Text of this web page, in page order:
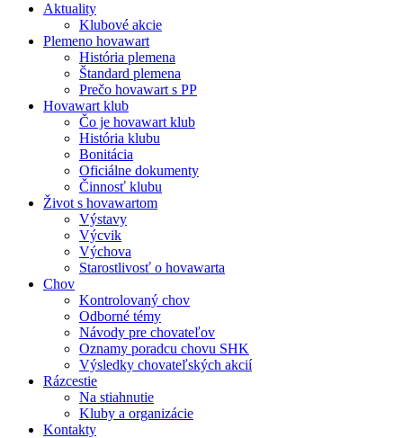
Aktuality
Klubové akcie
Plemeno hovawart
História plemena
Štandard plemena
Prečo hovawart s PP
Hovawart klub
Čo je hovawart klub
História klubu
Bonitácia
Oficiálne dokumenty
Činnosť klubu
Život s hovawartom
Výstavy
Výcvik
Výchova
Starostlivosť o hovawarta
Chov
Kontrolovaný chov
Odborné témy
Návody pre chovateľov
Oznamy poradcu chovu SHK
Výsledky chovateľských akcií
Rázcestie
Na stiahnutie
Kluby a organizácie
Kontakty